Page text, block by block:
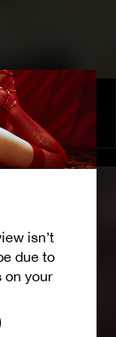
isn’t
due to
on your